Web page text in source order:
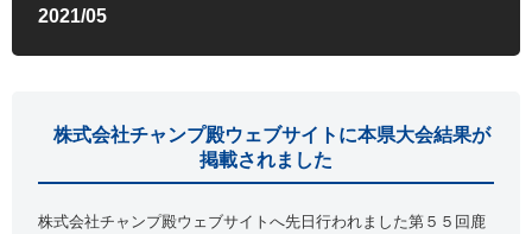
2021/05
株式会社チャンプ殿ウェブサイトに本県大会結果が
掲載されました
株式会社チャンプ殿ウェブサイトへ先日行われました第５５回鹿